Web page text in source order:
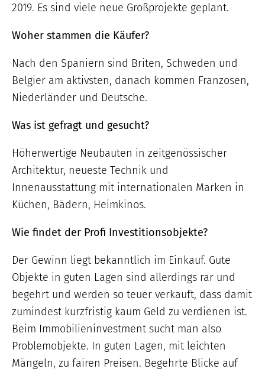
2019. Es sind viele neue Großprojekte geplant.
Woher stammen die Käufer?
Nach den Spaniern sind Briten, Schweden und
Belgier am aktivsten, danach kommen Franzosen,
Niederländer und Deutsche.
Was ist gefragt und gesucht?
Höherwertige Neubauten in zeitgenössischer
Architektur, neueste Technik und
Innenausstattung mit internationalen Marken in
Küchen, Bädern, Heimkinos.
Wie findet der Profi Investitionsobjekte?
Der Gewinn liegt bekanntlich im Einkauf. Gute
Objekte in guten Lagen sind allerdings rar und
begehrt und werden so teuer verkauft, dass damit
zumindest kurzfristig kaum Geld zu verdienen ist.
Beim Immobilieninvestment sucht man also
Problemobjekte. In guten Lagen, mit leichten
Mängeln, zu fairen Preisen. Begehrte Blicke auf